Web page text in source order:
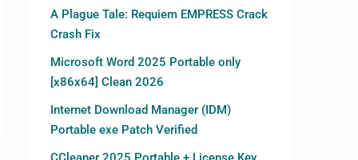
A Plague Tale: Requiem EMPRESS Crack
Crash Fix
Microsoft Word 2025 Portable only
[x86x64] Clean 2026
Internet Download Manager (IDM)
Portable exe Patch Verified